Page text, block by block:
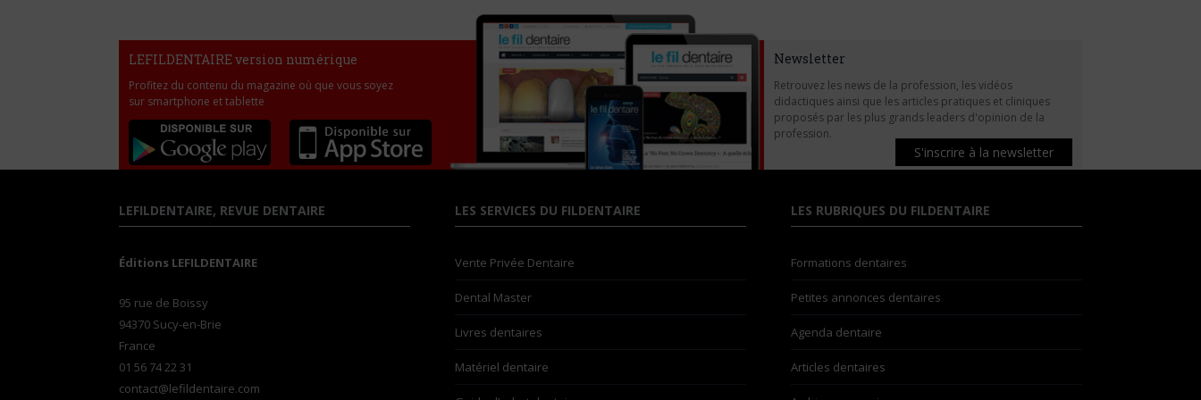
LEFILDENTAIRE version numérique
Profitez du contenu du magazine où que vous soyez
sur smartphone et tablette
Newsletter
Retrouvez les news de la profession, les vidéos
didactiques ainsi que les articles pratiques et cliniques
proposés par les plus grands leaders d'opinion de la
profession.
S'inscrire à la newsletter
LEFILDENTAIRE, REVUE DENTAIRE
Éditions LEFILDENTAIRE
95 rue de Boissy
94370 Sucy-en-Brie
France
01 56 74 22 31
contact@lefildentaire.com
LES SERVICES DU FILDENTAIRE
Vente Privée Dentaire
Dental Master
Livres dentaires
Matériel dentaire
LES RUBRIQUES DU FILDENTAIRE
Formations dentaires
Petites annonces dentaires
Agenda dentaire
Articles dentaires